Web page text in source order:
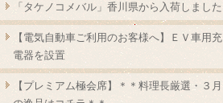
「タケノコメバル」香川県から入荷しました
【電気自動車ご利用のお客様へ】ＥＶ車用充
電器を設置
【プレミアム極会席】＊＊料理長厳選・３月